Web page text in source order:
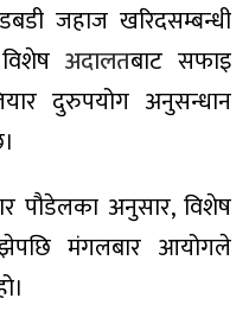
जहाज खरिदसम्बन्धी
अदालतबाट सफाइ
दुरुपयोग अनुसन्धान
पौडेलका अनुसार, विशेष
मंगलबार आयोगले